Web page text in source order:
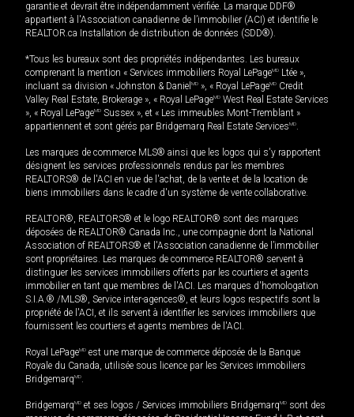
garantie et devrait être indépendamment vérifiée. La marque DDF®
appartient à l'Association canadienne de l’immobilier (ACI) et identifie le
REALTOR.ca Installation de distribution de données (SDD®).
*Tous les bureaux sont des propriétés indépendantes. Les bureaux
comprenant la mention « Services immobiliers Royal LePageMD Ltée »,
incluant sa division « Johnston & Daniel MD », « Royal LePageMD Credit
Valley Real Estate, Brokerage », « Royal LePageMD West Real Estate Services
», « Royal LePageMD Sussex », et « Les immeubles Mont-Tremblant »
appartiennent et sont gérés par Bridgemarq Real Estate ServicesMD.
Les marques de commerce MLS® ainsi que les logos qui s'y rapportent
désignent les services professionnels rendus par les membres
REALTORS® de l'ACI en vue de l'achat, de la vente et de la location de
biens immobiliers dans le cadre d'un système de vente collaborative.
REALTOR®, REALTORS® et le logo REALTOR® sont des marques
déposées de REALTOR® Canada Inc., une compagnie dont la National
Association of REALTORS® et l'Association canadienne de l’immobilier
sont propriétaires. Les marques de commerce REALTOR® servent à
distinguer les services immobiliers offerts par les courtiers et agents
immobilier en tant que membres de l'ACI. Les marques d'homologation
S.I.A.® /MLS®, Service inter-agences®, et leurs logos respectifs sont la
propriété de l'ACI, et ils servent à identifier les services immobiliers que
fournissent les courtiers et agents membres de l'ACI.
Royal LePageMD est une marque de commerce déposée de la Banque
Royale du Canada, utilisée sous licence par les Services immobiliers
BridgemarqMD.
BridgemarqMD et ses logos / Services immobiliers BridgemarqMD sont des